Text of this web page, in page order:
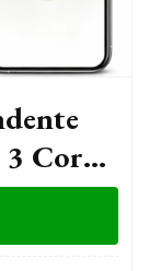
Cores